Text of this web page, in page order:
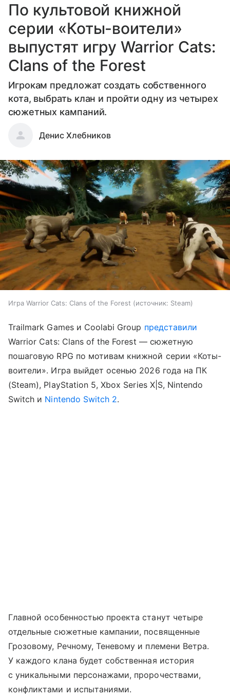
По культовой книжной
серии «Коты-воители»
выпустят игру Warrior Cats:
Clans of the Forest
Игрокам предложат создать собственного
кота, выбрать клан и пройти одну из четырех
сюжетных кампаний.
Денис Хлебников
Игра Warrior Cats: Clans of the Forest источник: Steam
Trailmark Games и Coolabi Group представили
Warrior Cats: Clans of the Forest — сюжетную
пошаговую RPG по мотивам книжной серии «Коты-
воители». Игра выйдет осенью 2026 года на ПК
(Steam), PlayStation 5, Xbox Series X|S, Nintendo
Switch и Nintendo Switch 2.
Главной особенностью проекта станут четыре
отдельные сюжетные кампании, посвященные
Грозовому, Речному, Теневому и племени Ветра.
У каждого клана будет собственная история
с уникальными персонажами, пророчествами,
конфликтами и испытаниями.